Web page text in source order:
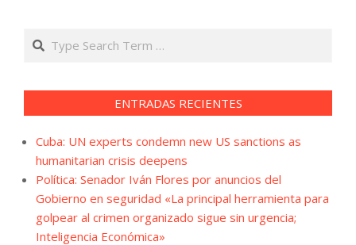
Search
ENTRADAS RECIENTES
Cuba: UN experts condemn new US sanctions as
humanitarian crisis deepens
Política: Senador Iván Flores por anuncios del
Gobierno en seguridad «La principal herramienta para
golpear al crimen organizado sigue sin urgencia;
Inteligencia Económica»